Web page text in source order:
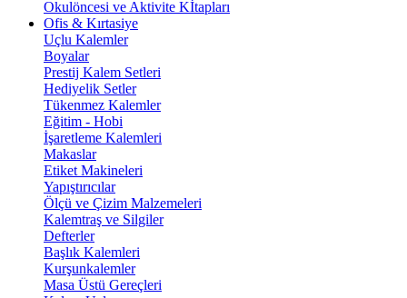
Okulöncesi ve Aktivite Kİtapları
Ofis & Kırtasiye
Uçlu Kalemler
Boyalar
Prestij Kalem Setleri
Hediyelik Setler
Tükenmez Kalemler
Eğitim - Hobi
İşaretleme Kalemleri
Makaslar
Etiket Makineleri
Yapıştırıcılar
Ölçü ve Çizim Malzemeleri
Kalemtraş ve Silgiler
Defterler
Başlık Kalemleri
Kurşunkalemler
Masa Üstü Gereçleri